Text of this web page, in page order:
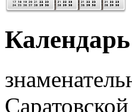
Календарь